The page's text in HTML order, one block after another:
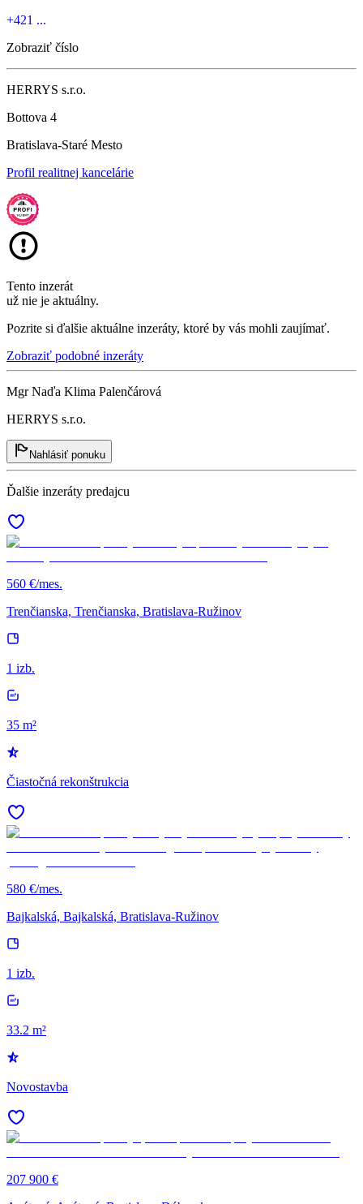
+421 ...
Zobraziť číslo
HERRYS s.r.o.
Bottova 4
Bratislava-Staré Mesto
Profil realitnej kancelárie
Tento inzerát
už nie je aktuálny.
Pozrite si ďalšie aktuálne inzeráty, ktoré by vás mohli zaujímať.
Zobraziť podobné inzeráty
Mgr Naďa Klima Palenčárová
HERRYS s.r.o.
Nahlásiť ponuku
Ďalšie inzeráty predajcu
560 €/mes.
Trenčianska, Trenčianska, Bratislava-Ružinov
1 izb.
35 m²
Čiastočná rekonštrukcia
580 €/mes.
Bajkalská, Bajkalská, Bratislava-Ružinov
1 izb.
33.2 m²
Novostavba
207 900 €